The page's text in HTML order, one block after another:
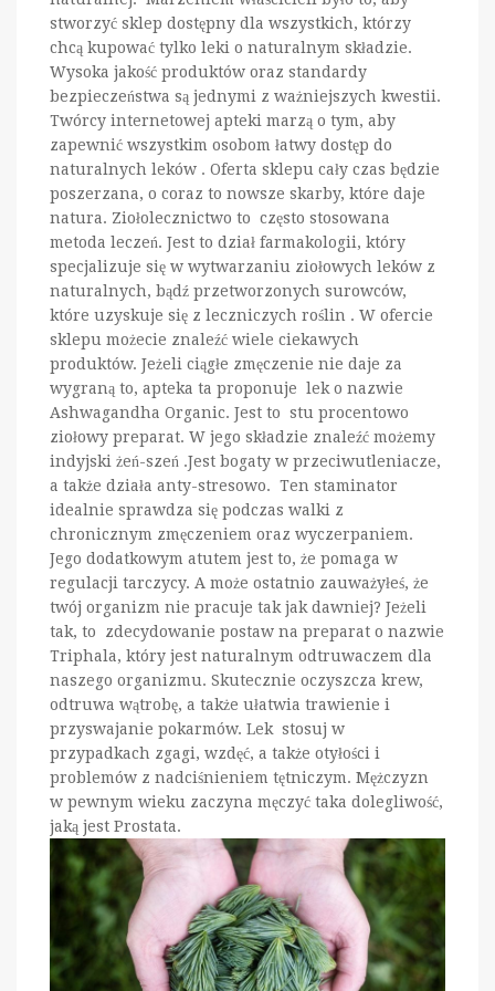
stworzyć sklep dostępny dla wszystkich, którzy
chcą kupować tylko leki o naturalnym składzie.
Wysoka jakość produktów oraz standardy
bezpieczeństwa są jednymi z ważniejszych kwestii.
Twórcy internetowej apteki marzą o tym, aby
zapewnić wszystkim osobom łatwy dostęp do
naturalnych leków . Oferta sklepu cały czas będzie
poszerzana, o coraz to nowsze skarby, które daje
natura. Ziołolecznictwo to często stosowana
metoda leczeń. Jest to dział farmakologii, który
specjalizuje się w wytwarzaniu ziołowych leków z
naturalnych, bądź przetworzonych surowców,
które uzyskuje się z leczniczych roślin . W ofercie
sklepu możecie znaleźć wiele ciekawych
produktów. Jeżeli ciągłe zmęczenie nie daje za
wygraną to, apteka ta proponuje lek o nazwie
Ashwagandha Organic. Jest to stu procentowo
ziołowy preparat. W jego składzie znaleźć możemy
indyjski żeń-szeń .Jest bogaty w przeciwutleniacze,
a także działa anty-stresowo. Ten staminator
idealnie sprawdza się podczas walki z
chronicznym zmęczeniem oraz wyczerpaniem.
Jego dodatkowym atutem jest to, że pomaga w
regulacji tarczycy. A może ostatnio zauważyłeś, że
twój organizm nie pracuje tak jak dawniej? Jeżeli
tak, to zdecydowanie postaw na preparat o nazwie
Triphala, który jest naturalnym odtruwaczem dla
naszego organizmu. Skutecznie oczyszcza krew,
odtruwa wątrobę, a także ułatwia trawienie i
przyswajanie pokarmów. Lek stosuj w
przypadkach zgagi, wzdęć, a także otyłości i
problemów z nadciśnieniem tętniczym. Mężczyzn
w pewnym wieku zaczyna męczyć taka dolegliwość,
jaką jest Prostata.